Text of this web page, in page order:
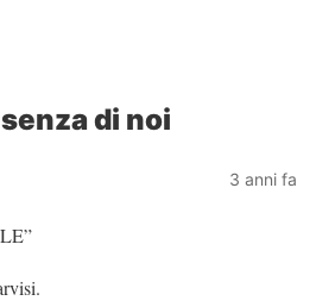
di noi
3 anni fa